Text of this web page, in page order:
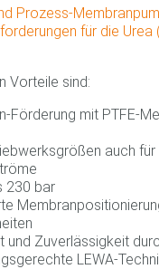
Prozess-
für die Urea
Vorteile sind:
Förderung mit PTFE-
auch für
230 bar
und Zuverlässigkeit
LEWA-